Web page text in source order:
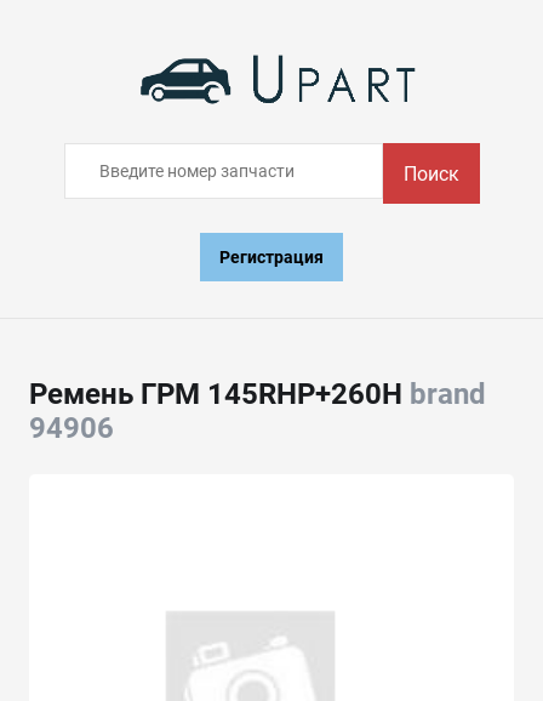
Поиск
Регистрация
Ремень ГРМ 145RHP+260H brand
94906